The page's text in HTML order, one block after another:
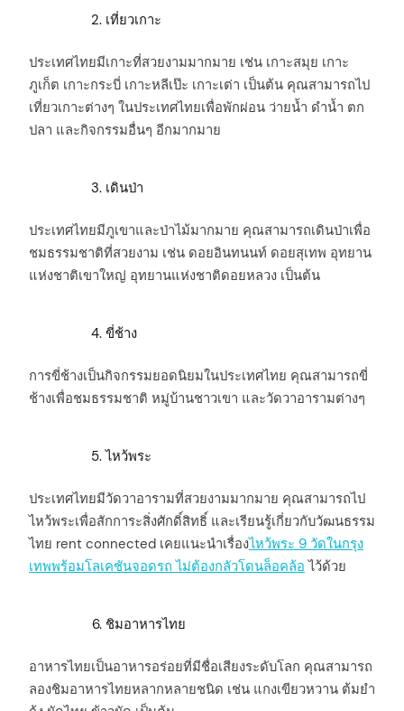
เที่ยวเกาะ
ประเทศไทยมีเกาะที่สวยงามมากมาย เช่น เกาะสมุย เกาะ
ภูเก็ต เกาะกระบี่ เกาะหลีเป๊ะ เกาะเต่า เป็นต้น คุณสามารถไป
เที่ยวเกาะต่างๆ ในประเทศไทยเพื่อพักผ่อน ว่ายน้ำ ดำน้ำ ตก
ปลา และกิจกรรมอื่นๆ อีกมากมาย
เดินป่า
ประเทศไทยมีภูเขาและป่าไม้มากมาย คุณสามารถเดินป่าเพื่อ
ชมธรรมชาติที่สวยงาม เช่น ดอยอินทนนท์ ดอยสุเทพ อุทยาน
แห่งชาติเขาใหญ่ อุทยานแห่งชาติดอยหลวง เป็นต้น
ขี่ช้าง
การขี่ช้างเป็นกิจกรรมยอดนิยมในประเทศไทย คุณสามารถขี่
ช้างเพื่อชมธรรมชาติ หมู่บ้านชาวเขา และวัดวาอารามต่างๆ
ไหว้พระ
ประเทศไทยมีวัดวาอารามที่สวยงามมากมาย คุณสามารถไป
ไหว้พระเพื่อสักการะสิ่งศักดิ์สิทธิ์ และเรียนรู้เกี่ยวกับวัฒนธรรม
ไทย rent connected เคยแนะนำเรื่องไหว้พระ 9 วัดในกรุง
เทพพร้อมโลเคชันจอดรถ ไม่ต้องกลัวโดนล็อคล้อ ไว้ด้วย
ชิมอาหารไทย
อาหารไทยเป็นอาหารอร่อยที่มีชื่อเสียงระดับโลก คุณสามารถ
ลองชิมอาหารไทยหลากหลายชนิด เช่น แกงเขียวหวาน ต้มยำ